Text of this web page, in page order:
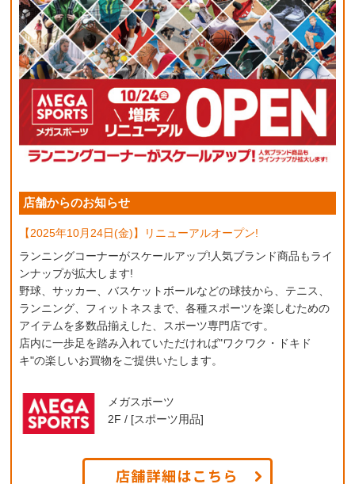
店舗からのお知らせ
【2025年10月24日(金)】リニューアルオープン!
ランニングコーナーがスケールアップ!人気ブランド商品もライ
ンナップが拡大します!
野球、サッカー、バスケットボールなどの球技から、テニス、
ランニング、フィットネスまで、各種スポーツを楽しむための
アイテムを多数品揃えした、スポーツ専門店です。
店内に一歩足を踏み入れていただければ"ワクワク・ドキド
キ"の楽しいお買物をご提供いたします。
メガスポーツ
2F / [スポーツ用品]